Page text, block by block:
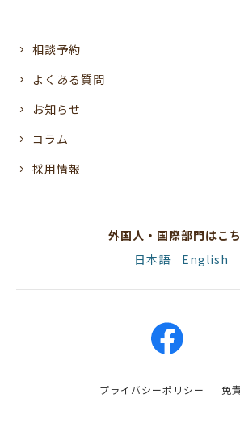
相談予約
よくある質問
お知らせ
コラム
採用情報
外国人・国際部門はこ
日本語
English
プライバシーポリシー 免